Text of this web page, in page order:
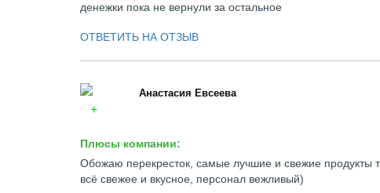
денежки пока не вернули за остальное
ОТВЕТИТЬ НА ОТЗЫВ
Анастасия Евсеева
Плюсы компании:
Обожаю перекресток, самые лучшие и свежие продукты
всё свежее и вкусное, персонал вежливый)